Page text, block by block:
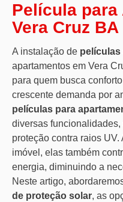
Película para
Vera Cruz BA
A instalação de películas
apartamentos em Vera
para quem busca
crescente demanda por
películas para
diversas
proteção contra raios
imóvel, elas também
energia, diminuindo a
Neste artigo,
de proteção solar, as